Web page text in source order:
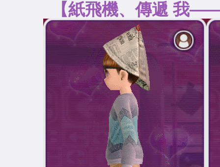
【紙飛機、傳遞 我